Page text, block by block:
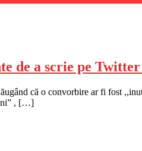
de a scrie pe
că o convorbire ar fi fost
, […]